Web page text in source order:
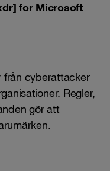
for Microsoft
från cyberattacker
Regler,
gör att